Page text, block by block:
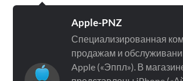
Apple-PNZ
Специализированная
продажам и
Apple («Эппл»). В